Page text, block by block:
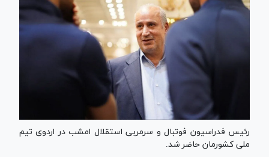
رئیس فدراسیون فوتبال و سرمربی استقلال امشب در اردوی تیم
ملی کشورمان حاضر شد.